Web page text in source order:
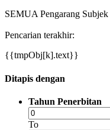
SEMUA Pengarang Subjek
Pencarian terakhir:
{{tmpObj[k].text}}
Ditapis dengan
Tahun Penerbitan
To